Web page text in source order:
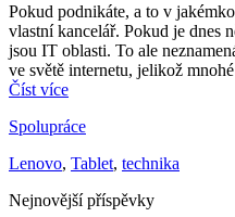
Pokud podnikáte, a to v
vlastní kancelář. Pokud je dnes
jsou IT oblasti. To ale
ve světě internetu, jelikož
Číst více
Spolupráce
Lenovo, Tablet, technika
Nejnovější příspěvky